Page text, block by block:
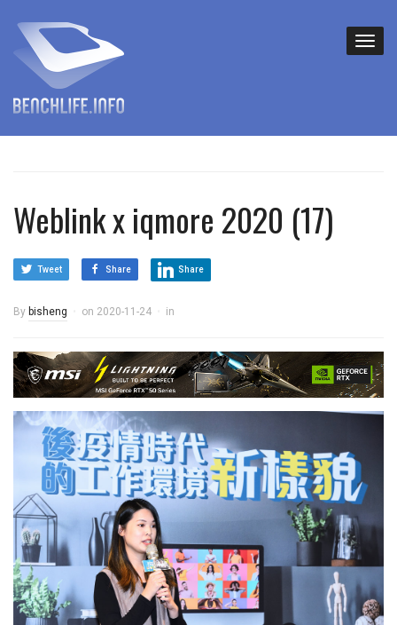
Weblink x iqmore 2020 (17)
Tweet Share Share
By bisheng on 2020-11-24 in